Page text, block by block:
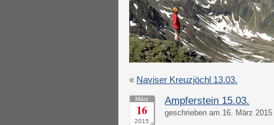
« Naviser Kreuzjöchl 13.03.
März
16
2015
Ampferstein 15.03.
geschrieben am 16. März